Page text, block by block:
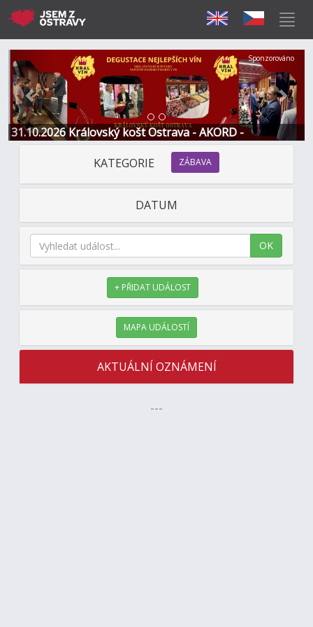
31.10.2026 Královský košt Ostrava - AKORD -
Restaurace a Hotel
Předchozí Další
Sponzorováno
KATEGORIE ZÁBAVA
DATUM
OK
+ PŘIDAT UDÁLOST
MAPA UDÁLOSTÍ
AKTUÁLNÍ OZNÁMENÍ
---